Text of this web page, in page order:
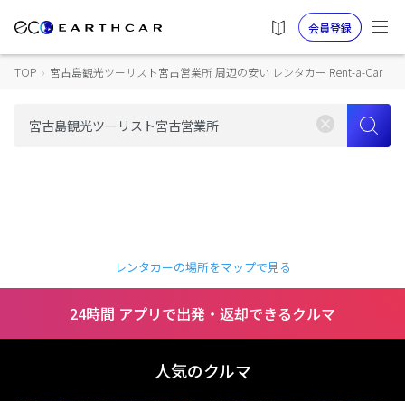
会員登録
TOP › 宮古島観光ツーリスト宮古営業所 周辺の安い レンタカー Rent-a-Car
レンタカーの場所をマップで見る
24時間 アプリで出発・返却できるクルマ
人気のクルマ